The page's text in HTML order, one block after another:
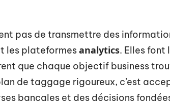
pas de transmettre des
les plateformesanalytics. Elles font
que chaque objectif business
de taggage rigoureux, c’est
bancales et des décisions